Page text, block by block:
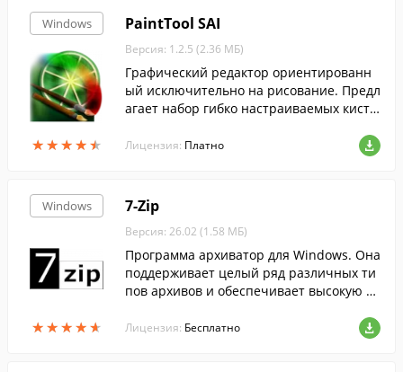
Windows
★★★★★
★★★★★
PaintTool SAI
Версия: 1.2.5 (2.36 МБ)
Графический редактор ориентированн
ый исключительно на рисование. Предл
агает набор гибко настраиваемых кисте
сок, поддерживает слои и многое друго
Лицензия: Платно
Windows
★★★★★
★★★★★
7-Zip
Версия: 26.02 (1.58 МБ)
Программа архиватор для Windows. Она
поддерживает целый ряд различных ти
пов архивов и обеспечивает высокую ст
Лицензия: Бесплатно